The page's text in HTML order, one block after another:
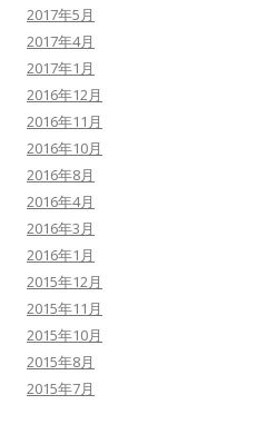
2017年5月
2017年4月
2017年1月
2016年12月
2016年11月
2016年10月
2016年8月
2016年4月
2016年3月
2016年1月
2015年12月
2015年11月
2015年10月
2015年8月
2015年7月